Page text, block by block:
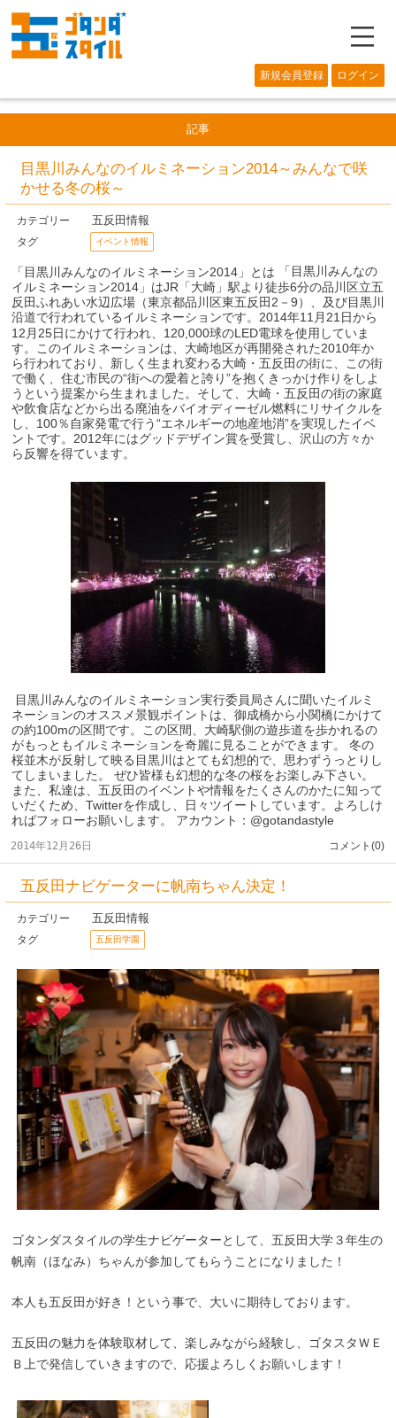
―
新規会員登録 ログイン
記事
目黒川みんなのイルミネーション2014～みんなで咲
かせる冬の桜～
カテゴリー 五反田情報
タグ イベント情報
「目黒川みんなのイルミネーション2014」とは 「目黒川みんなの
イルミネーション2014」はJR「大崎」駅より徒歩6分の品川区立五
反田ふれあい水辺広場（東京都品川区東五反田2－9）、及び目黒川
沿道で行われているイルミネーションです。2014年11月21日から
12月25日にかけて行われ、120,000球のLED電球を使用していま
す。このイルミネーションは、大崎地区が再開発された2010年か
ら行われており、新しく生まれ変わる大崎・五反田の街に、この街
で働く、住む市民の“街への愛着と誇り”を抱くきっかけ作りをしよ
うという提案から生まれました。そして、大崎・五反田の街の家庭
や飲食店などから出る廃油をバイオディーゼル燃料にリサイクルを
し、100％自家発電で行う“エネルギーの地産地消”を実現したイベ
ントです。2012年にはグッドデザイン賞を受賞し、沢山の方々か
ら反響を得ています。
目黒川みんなのイルミネーション実行委員局さんに聞いたイルミ
ネーションのオススメ景観ポイントは、御成橋から小関橋にかけて
の約100mの区間です。この区間、大崎駅側の遊歩道を歩かれるの
がもっともイルミネーションを奇麗に見ることができます。 冬の
桜並木が反射して映る目黒川はとても幻想的で、思わずうっとりし
てしまいました。 ぜひ皆様も幻想的な冬の桜をお楽しみ下さい。
また、私達は、五反田のイベントや情報をたくさんのかたに知って
いだくため、Twitterを作成し、日々ツイートしています。よろしけ
ればフォローお願いします。 アカウント：@gotandastyle
2014年12月26日 コメント(0)
五反田ナビゲーターに帆南ちゃん決定！
カテゴリー 五反田情報
タグ 五反田学園
ゴタンダスタイルの学生ナビゲーターとして、五反田大学３年生の
帆南（ほなみ）ちゃんが参加してもらうことになりました！
本人も五反田が好き！という事で、大いに期待しております。
五反田の魅力を体験取材して、楽しみながら経験し、ゴタスタＷＥ
Ｂ上で発信していきますので、応援よろしくお願いします！